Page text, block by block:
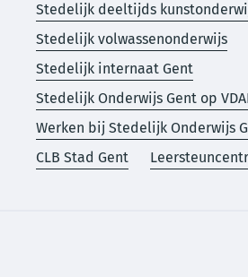
Stedelijk deeltijds
Stedelijk volwassenonderwijs
Stedelijk internaat Gent
Stedelijk Onderwijs Gent op
Werken bij Stedelijk Onderwijs
CLB Stad Gent